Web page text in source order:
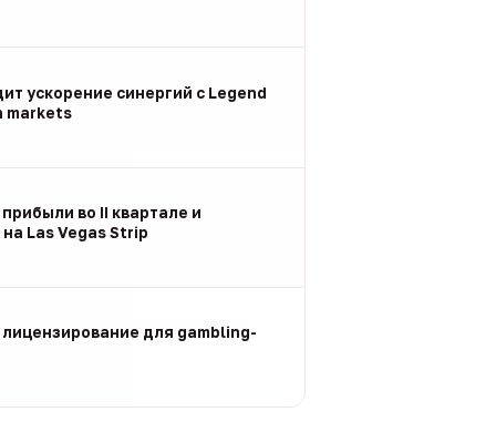
ускорение синергий с Legend
markets
во II квартале и
Las Vegas Strip
для gambling-